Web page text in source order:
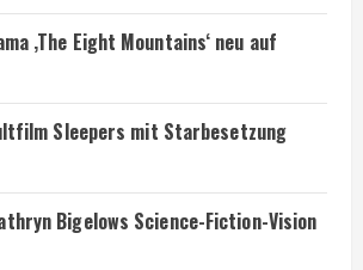
‚The Eight Mountains‘ neu auf
Sleepers mit Starbesetzung
Bigelows Science-Fiction-Vision